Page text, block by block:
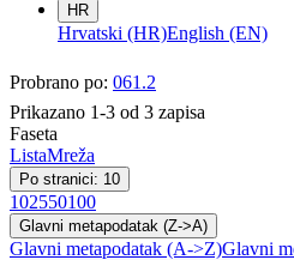
HR
Hrvatski (HR)English (EN)
Probrano po: 061.2
Prikazano 1-3 od 3 zapisa
Faseta
ListaMreža
Po stranici: 10
102550100
Glavni metapodatak (Z->A)
Glavni metapodatak (A->Z)Glavni